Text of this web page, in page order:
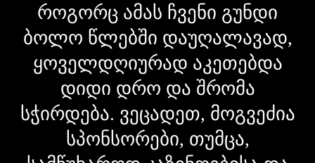
როგორც ამას ჩვენი გუნდი
ბოლო წლებში დაუღალავად,
ყოველდღიურად აკეთებდა
დიდი დრო და შრომა
სჭირდება. ვეცადეთ, მოგვეძია
სპონსორები, თუმცა,